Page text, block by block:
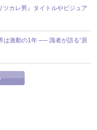
カレ男』タイトルやビジュア
は激動の1年 ── 識者が語る“原